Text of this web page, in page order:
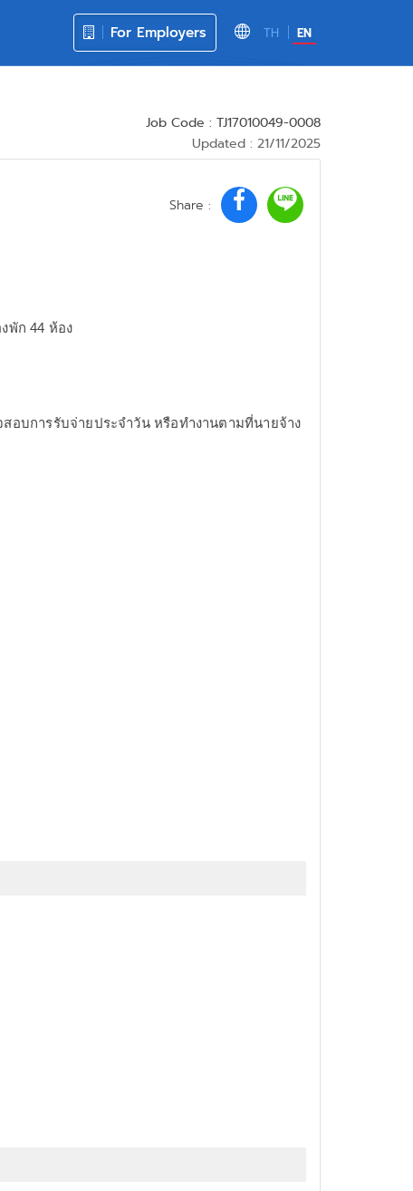
TH EN
For Employers
Job Code : TJ17010049-0008
Updated : 21/11/2025
Share :
พัก 44 ห้อง
อบการรับจ่ายประจำวัน หรือทำงานตามที่นายจ้าง